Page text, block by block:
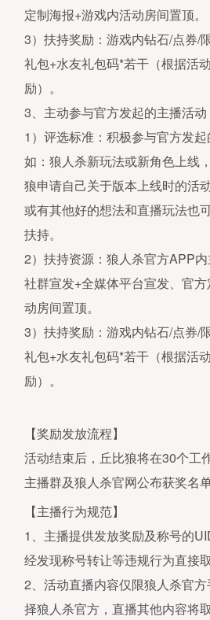
定制海报+游戏内活动房间置顶。
3）扶持奖励：游戏内钻石/点券/
礼包+水友礼包码*若干（根据活
励）。
3、主动参与官方发起的主播活动
1）评选标准：积极参与官方发
如：狼人杀新玩法或新角色上线
狼申请自己关于版本上线时的活
或有其他好的想法和直播玩法也
扶持。
2）扶持资源：狼人杀官方APP
社群宣发+全媒体平台宣发、官
动房间置顶。
3）扶持奖励：游戏内钻石/点券/
礼包+水友礼包码*若干（根据活
励）。
【奖励发放流程】
活动结束后，丘比狼将在30个工
主播群及狼人杀官网公布获奖名
【主播行为规范】
1、主播提供发放奖励及称号的
经发现称号转让等违规行为直接
2、活动直播内容仅限狼人杀官
择狼人杀官方，直播其他内容将